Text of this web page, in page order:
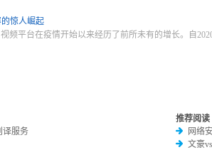
惊人崛起
频平台在疫情开始以来经历了前所未有的增长。自
译服务
推荐阅读
网络
文豪